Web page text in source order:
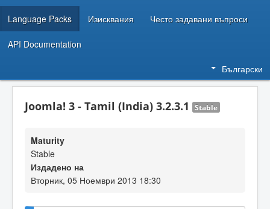
Language Packs Изисквания Често задавани въпроси
API Documentation
Български
Joomla! 3 - Tamil (India) 3.2.3.1 Stable
Maturity
Stable
Издадено на
Вторник, 05 Ноември 2013 18:30